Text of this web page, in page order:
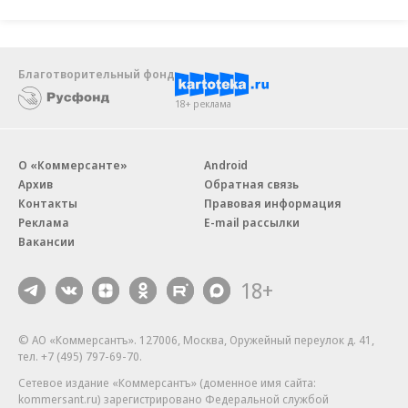
размеру переплаты и максимальных ставок уже
действуют. Сейчас размер переплаты ограничен
для потребительских кредитов (займов) со
приходится более 95% в портфеле МФО.
МФО опасаются за свой бизнес в случае
реализации планов ЦБ
«Конкретного решения по этому поводу со
стороны ЦБ нет,— отмечает руководитель
деятельности и взаимодействия с
государственными органами МФК "Джой Мани"
Благотворительный фонд
18+ реклама
О «Коммерсанте»
Архив
Контакты
Реклама
Вакансии
Android
Обратная связь
Правовая информация
E-mail рассылки
18+
© АО «Коммерсантъ». 127006, Москва, Оружейный переулок д. 41,
тел. +7 (495) 797-69-70.
Сетевое издание «Коммерсантъ» (доменное имя сайта:
kommersant.ru) зарегистрировано Федеральной службой